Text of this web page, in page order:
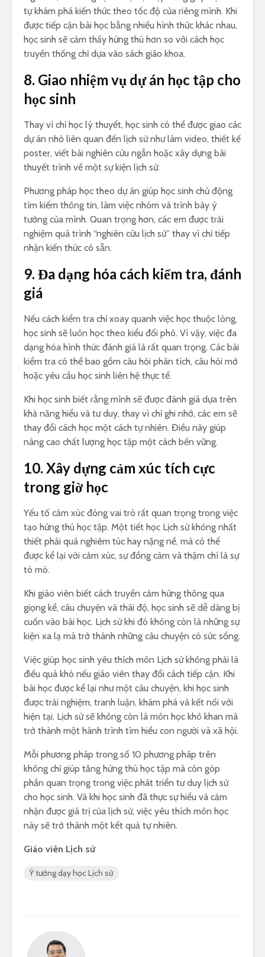
tự khám phá kiến thức theo tốc độ của riêng mình. Khi
được tiếp cận bài học bằng nhiều hình thức khác nhau,
học sinh sẽ cảm thấy hứng thú hơn so với cách học
truyền thống chỉ dựa vào sách giáo khoa.
8. Giao nhiệm vụ dự án học tập cho
học sinh
Thay vì chỉ học lý thuyết, học sinh có thể được giao các
dự án nhỏ liên quan đến lịch sử như làm video, thiết kế
poster, viết bài nghiên cứu ngắn hoặc xây dựng bài
thuyết trình về một sự kiện lịch sử.
Phương pháp học theo dự án giúp học sinh chủ động
tìm kiếm thông tin, làm việc nhóm và trình bày ý
tưởng của mình. Quan trọng hơn, các em được trải
nghiệm quá trình “nghiên cứu lịch sử” thay vì chỉ tiếp
nhận kiến thức có sẵn.
9. Đa dạng hóa cách kiểm tra, đánh
giá
Nếu cách kiểm tra chỉ xoay quanh việc học thuộc lòng,
học sinh sẽ luôn học theo kiểu đối phó. Vì vậy, việc đa
dạng hóa hình thức đánh giá là rất quan trọng. Các bài
kiểm tra có thể bao gồm câu hỏi phân tích, câu hỏi mở
hoặc yêu cầu học sinh liên hệ thực tế.
Khi học sinh biết rằng mình sẽ được đánh giá dựa trên
khả năng hiểu và tư duy, thay vì chỉ ghi nhớ, các em sẽ
thay đổi cách học một cách tự nhiên. Điều này giúp
nâng cao chất lượng học tập một cách bền vững.
10. Xây dựng cảm xúc tích cực
trong giờ học
Yếu tố cảm xúc đóng vai trò rất quan trọng trong việc
tạo hứng thú học tập. Một tiết học Lịch sử không nhất
thiết phải quá nghiêm túc hay nặng nề, mà có thể
được kể lại với cảm xúc, sự đồng cảm và thậm chí là sự
tò mò.
Khi giáo viên biết cách truyền cảm hứng thông qua
giọng kể, câu chuyện và thái độ, học sinh sẽ dễ dàng bị
cuốn vào bài học. Lịch sử khi đó không còn là những sự
kiện xa lạ mà trở thành những câu chuyện có sức sống.
Việc giúp học sinh yêu thích môn Lịch sử không phải là
điều quá khó nếu giáo viên thay đổi cách tiếp cận. Khi
bài học được kể lại như một câu chuyện, khi học sinh
được trải nghiệm, tranh luận, khám phá và kết nối với
hiện tại, Lịch sử sẽ không còn là môn học khô khan mà
trở thành một hành trình tìm hiểu con người và xã hội.
Mỗi phương pháp trong số 10 phương pháp trên
không chỉ giúp tăng hứng thú học tập mà còn góp
phần quan trọng trong việc phát triển tư duy lịch sử
cho học sinh. Và khi học sinh đã thực sự hiểu và cảm
nhận được giá trị của lịch sử, việc yêu thích môn học
này sẽ trở thành một kết quả tự nhiên.
Giáo viên Lịch sử
Ý tưởng dạy học Lịch sử